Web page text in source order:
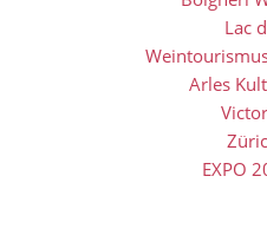
Lac
Arles
EXPO